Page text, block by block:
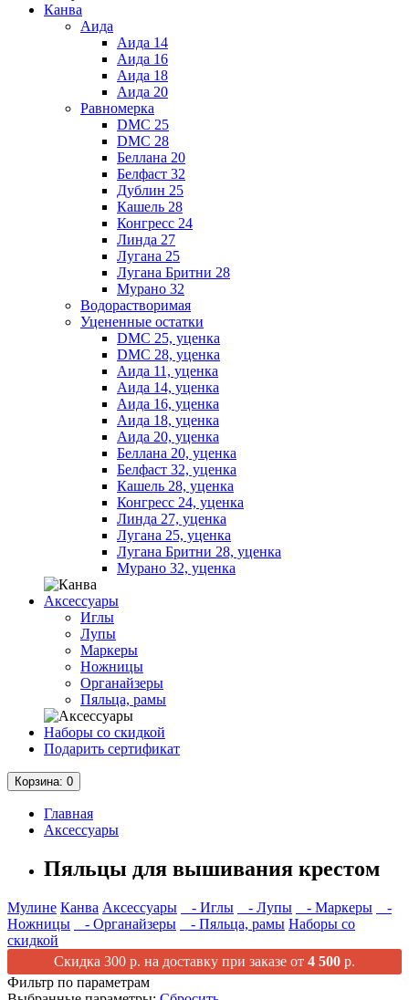
Канва
Аида
Аида 14
Аида 16
Аида 18
Аида 20
Равномерка
DMC 25
DMC 28
Беллана 20
Белфаст 32
Дублин 25
Кашель 28
Конгресс 24
Линда 27
Лугана 25
Лугана Бритни 28
Мурано 32
Водорастворимая
Уцененные остатки
DMC 25, уценка
DMC 28, уценка
Аида 11, уценка
Аида 14, уценка
Аида 16, уценка
Аида 18, уценка
Аида 20, уценка
Беллана 20, уценка
Белфаст 32, уценка
Кашель 28, уценка
Конгресс 24, уценка
Линда 27, уценка
Лугана 25, уценка
Лугана Бритни 28, уценка
Мурано 32, уценка
Аксессуары
Иглы
Лупы
Маркеры
Ножницы
Органайзеры
Пяльца, рамы
Наборы со скидкой
Подарить сертификат
Корзина: 0
Главная
Аксессуары
Пяльцы для вышивания крестом
Мулине Канва Аксессуары - Иглы - Лупы - Маркеры
-
Ножницы
- Органайзеры - Пяльца, рамы Наборы со
скидкой
Скидка 300 р. на доставку при заказе от 4 500 р.
Фильтр по параметрам